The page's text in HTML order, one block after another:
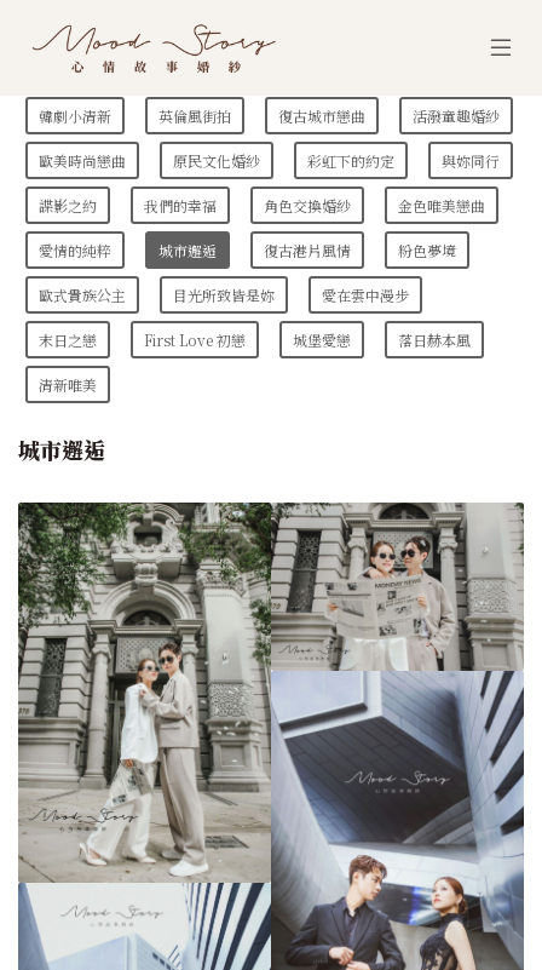
韓劇小清新 英倫風街拍 復古城市戀曲 活潑童趣婚紗
歐美時尚戀曲 原民文化婚紗 彩虹下的約定 與妳同行
諜影之約 我們的幸福 角色交換婚紗 金色唯美戀曲
愛情的純粹 城市邂逅 復古港片風情 粉色夢境
歐式貴族公主 目光所致皆是妳 愛在雲中漫步
末日之戀 First Love 初戀 城堡愛戀 落日赫本風
清新唯美
城市邂逅